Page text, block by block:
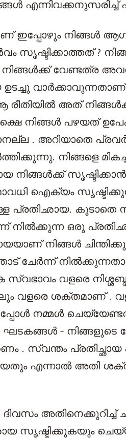
എന്നിവക്കനുസരിച്ച്
ഇപ്പോഴും നിങ്ങൾ
സൃഷ്ടിക്കാത്തത് ?
നിങ്ങൾക്ക് വേണ്ടത്ര
അത്
നിങ്ങൾ പഴയത്
. അറിയാതെ
നിങ്ങളെ
നിങ്ങൾക്ക് സൃഷ്ടിക്കാൻ
ഐക്യം
കൂടാതെ
നിൽക്കുന്ന ഒരു
നിങ്ങൾ
ചേർന്ന്
സ്വഭാവം വളരെ
വളരെ ശക്തമാണ് .
നമ്മൾ
- നിങ്ങളുടെ
. സ്വന്തം
എന്നാൽ അതി
അതിനെക്കുറിച്ച്
സൃഷ്ടിക്കുകയും